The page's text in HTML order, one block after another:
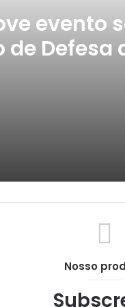
evento
de
Nosso